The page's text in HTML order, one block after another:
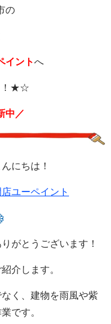
の
イントへ
！★☆
中／
にちは！
ユーペイント
がとうございます！
介します。
く、建物を雨風や紫
です。